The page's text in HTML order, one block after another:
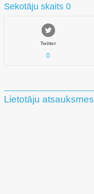
Sekotāju skaits 0
Twitter
0
Lietotāju atsauksmes